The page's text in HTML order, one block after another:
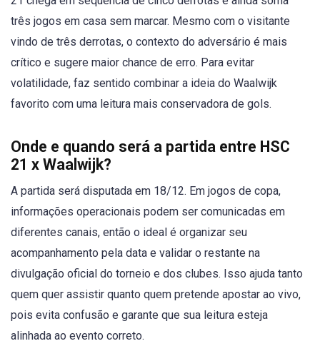
três jogos em casa sem marcar. Mesmo com o visitante
vindo de três derrotas, o contexto do adversário é mais
crítico e sugere maior chance de erro. Para evitar
volatilidade, faz sentido combinar a ideia do Waalwijk
favorito com uma leitura mais conservadora de gols.
Onde e quando será a partida entre HSC
21 x Waalwijk?
A partida será disputada em 18/12. Em jogos de copa,
informações operacionais podem ser comunicadas em
diferentes canais, então o ideal é organizar seu
acompanhamento pela data e validar o restante na
divulgação oficial do torneio e dos clubes. Isso ajuda tanto
quem quer assistir quanto quem pretende apostar ao vivo,
pois evita confusão e garante que sua leitura esteja
alinhada ao evento correto.